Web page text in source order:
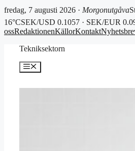
fredag, 7 augusti 2026 · Morgonutgåva
16°CSEK/USD 0.1057 · SEK/EUR
ossRedaktionenKällorKontakt
Tekniksektorn
Meny